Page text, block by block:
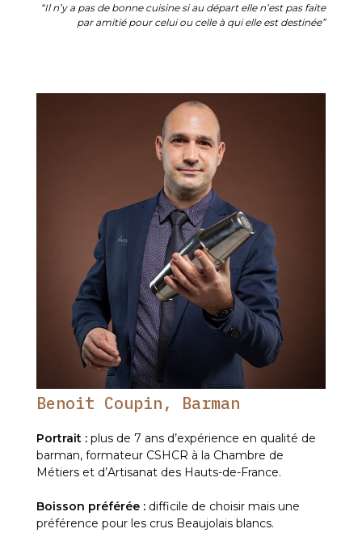
“Il n’y a pas de bonne cuisine si au départ elle n’est pas faite
par amitié pour celui ou celle à qui elle est destinée”
Benoit Coupin, Barman
Portrait : plus de 7 ans d’expérience en qualité de
barman, formateur CSHCR à la Chambre de
Métiers et d’Artisanat des Hauts-de-France.
Boisson préférée : difficile de choisir mais une
préférence pour les crus Beaujolais blancs.